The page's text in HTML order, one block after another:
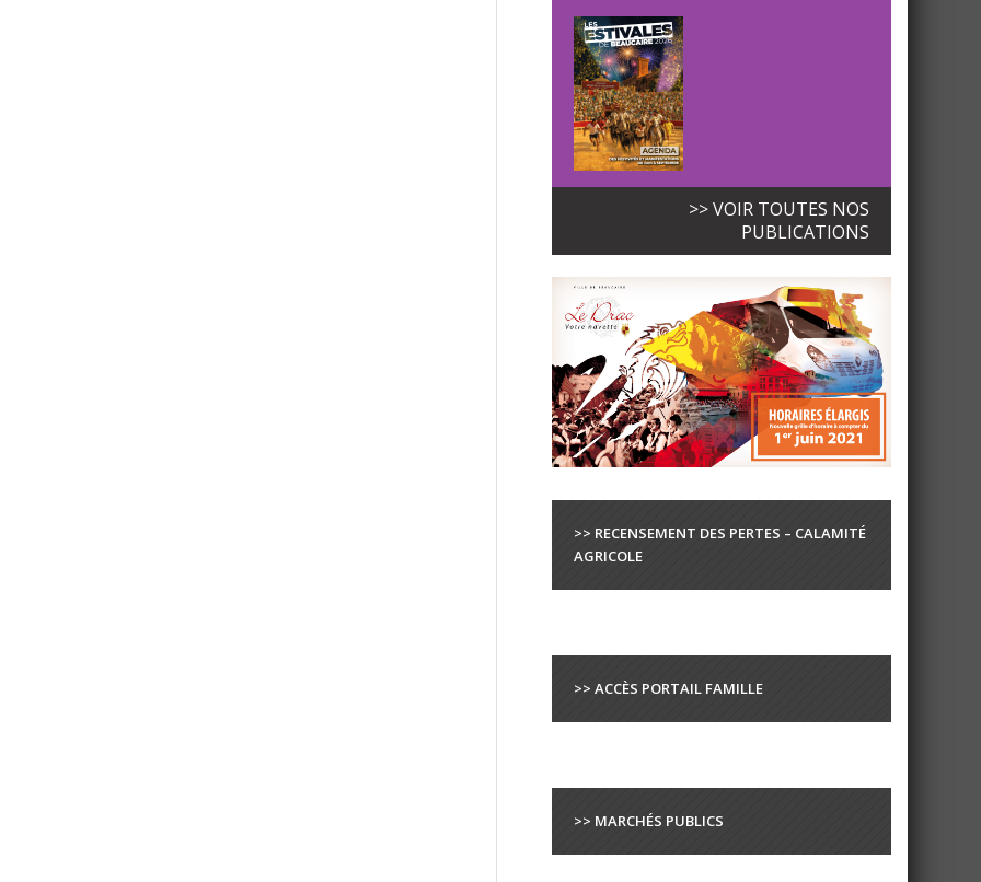
>> VOIR TOUTES NOS
PUBLICATIONS
>> RECENSEMENT DES PERTES – CALAMITÉ
AGRICOLE
>> ACCÈS PORTAIL FAMILLE
>> MARCHÉS PUBLICS